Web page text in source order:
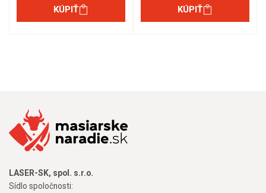
KÚPIŤ KÚPIŤ
LASER-SK, spol. s.r.o.
Sídlo spoločnosti: